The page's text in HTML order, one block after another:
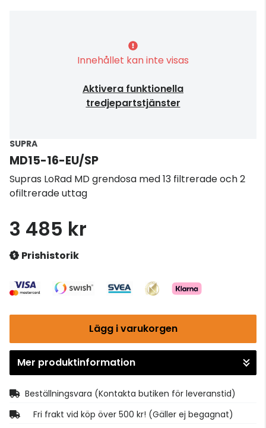
Innehållet kan inte visas
Aktivera funktionella
tredjepartstjänster
SUPRA
MD15-16-EU/SP
Supras LoRad MD grendosa med 13 filtrerade och 2
ofiltrerade uttag
3 485 kr
Prishistorik
Lägg i varukorgen
Gå till kassan
Mer produktinformation
Beställningsvara (Kontakta butiken för leveranstid)
Fri frakt vid köp över 500 kr! (Gäller ej begagnat)